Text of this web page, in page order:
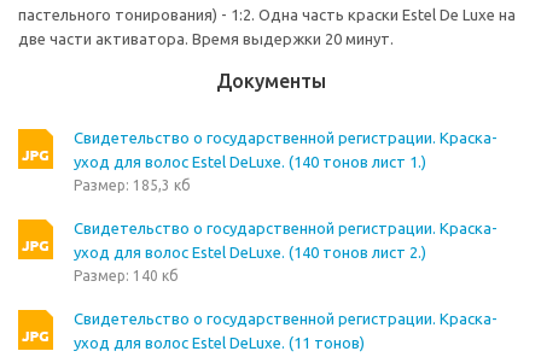
пастельного тонирования) - 1:2. Одна часть краски Estel De Luxe на
две части активатора. Время выдержки 20 минут.
Документы
Свидетельство о государственной регистрации. Краска-
уход для волос Estel DeLuxe. (140 тонов лист 1.)
Размер: 185,3 кб
Свидетельство о государственной регистрации. Краска-
уход для волос Estel DeLuxe. (140 тонов лист 2.)
Размер: 140 кб
Свидетельство о государственной регистрации. Краска-
уход для волос Estel DeLuxe. (11 тонов)